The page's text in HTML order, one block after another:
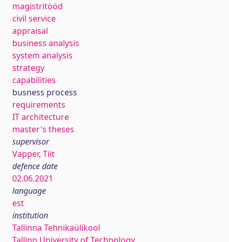
magistritööd
civil service
appraisal
business analysis
system analysis
strategy
capabilities
busness process
requirements
IT architecture
master's theses
supervisor
Vapper, Tiit
defence date
02.06.2021
language
est
institution
Tallinna Tehnikaülikool